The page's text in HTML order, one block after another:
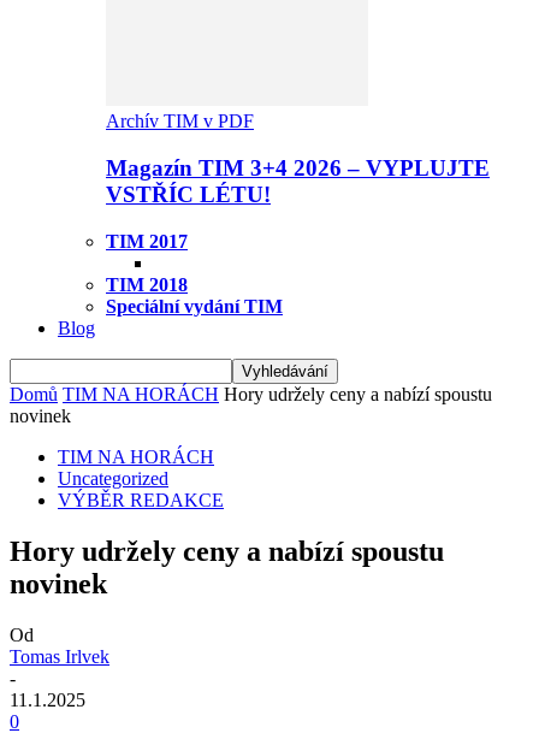
Archív TIM v PDF
Magazín TIM 3+4 2026 – VYPLUJTE
VSTŘÍC LÉTU!
TIM 2017
TIM 2018
Speciální vydání TIM
Blog
Domů TIM NA HORÁCH Hory udržely ceny a nabízí spoustu
novinek
TIM NA HORÁCH
Uncategorized
VÝBĚR REDAKCE
Hory udržely ceny a nabízí spoustu
novinek
Od
Tomas Irlvek
-
11.1.2025
0